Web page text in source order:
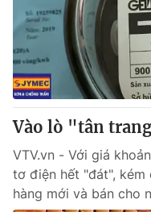
Vào lò "tân
VTV.vn - Với giá
tơ điện hết "đát",
hàng mới và bán cho